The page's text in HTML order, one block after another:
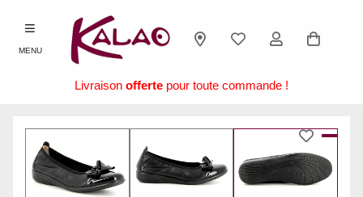
MENU
Livraison offerte pour toute commande !